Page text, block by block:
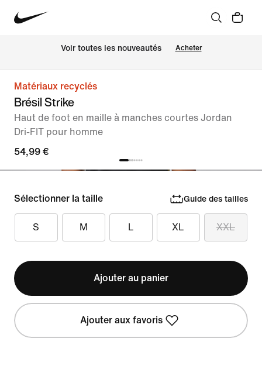
Voir toutes les nouveautés Acheter
Matériaux recyclés
Brésil Strike
Haut de foot en maille à manches courtes Jordan
Dri-FIT pour homme
54,99 €
Sélectionner la taille Guide des tailles
S M L XL XXL
Ajouter au panier
Ajouter aux favoris